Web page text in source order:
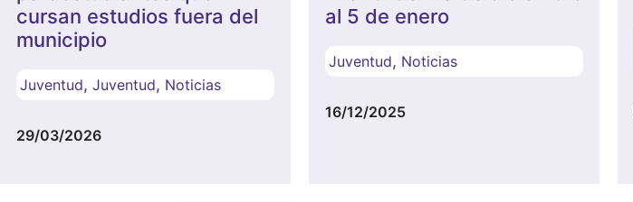
cursan estudios fuera del
municipio
Juventud, Juventud, Noticias
29/03/2026
al 5 de enero
Juventud, Noticias
16/12/2025